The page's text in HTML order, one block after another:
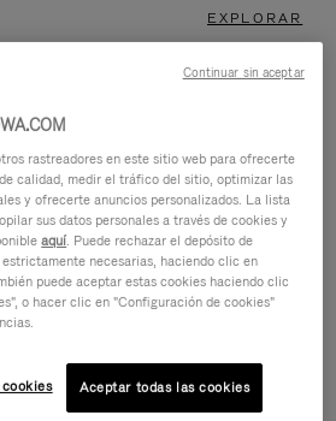
EXPLORAR
rastreadores en este sitio web para ofrecerte
calidad, medir el tráfico del sitio, optimizar las
y ofrecerte anuncios personalizados. La lista
sus datos personales a través de cookies y
aquí. Puede rechazar el depósito de
necesarias, haciendo clic en
puede aceptar estas cookies haciendo clic
o hacer clic en "Configuración de cookies"
Aceptar todas las cookies
Continuar sin aceptar